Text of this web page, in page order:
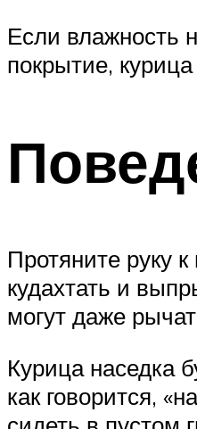
Если влажность
покрытие,
Протяните руку
кудахтать и
могут даже
Курица наседка
как говорится,